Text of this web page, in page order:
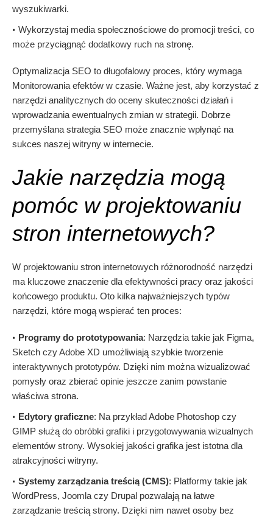
wyszukiwarki.
Wykorzystaj media społecznościowe do promocji treści, co
może przyciągnąć dodatkowy ruch na stronę.
Optymalizacja SEO to długofalowy proces, który wymaga
Monitorowania efektów w czasie. Ważne jest, aby korzystać z
narzędzi analitycznych do oceny skuteczności działań i
wprowadzania ewentualnych zmian w strategii. Dobrze
przemyślana strategia SEO może znacznie wpłynąć na
sukces naszej witryny w internecie.
Jakie narzędzia mogą
pomóc w projektowaniu
stron internetowych?
W projektowaniu stron internetowych różnorodność narzędzi
ma kluczowe znaczenie dla efektywności pracy oraz jakości
końcowego produktu. Oto kilka najważniejszych typów
narzędzi, które mogą wspierać ten proces:
Programy do prototypowania: Narzędzia takie jak Figma,
Sketch czy Adobe XD umożliwiają szybkie tworzenie
interaktywnych prototypów. Dzięki nim można wizualizować
pomysły oraz zbierać opinie jeszcze zanim powstanie
właściwa strona.
Edytory graficzne: Na przykład Adobe Photoshop czy
GIMP służą do obróbki grafiki i przygotowywania wizualnych
elementów strony. Wysokiej jakości grafika jest istotna dla
atrakcyjności witryny.
Systemy zarządzania treścią (CMS): Platformy takie jak
WordPress, Joomla czy Drupal pozwalają na łatwe
zarządzanie treścią strony. Dzięki nim nawet osoby bez